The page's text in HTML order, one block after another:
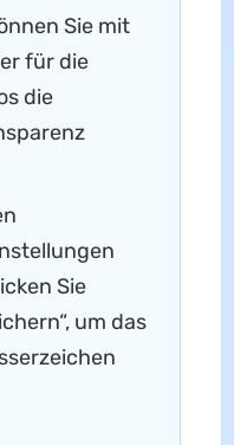
Sie mit
für die
die
Sie
um das